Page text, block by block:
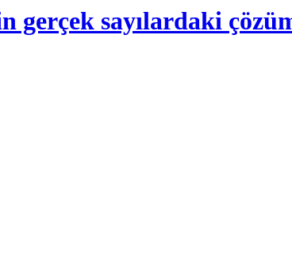
gerçek sayılardaki